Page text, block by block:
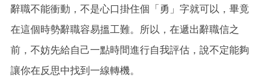
辭職不能衝動，不是心口掛住個「勇」字就可以，畢竟
在這個時勢辭職容易搵工難。所以，在遞出辭職信之
前，不妨先給自己一點時間進行自我評估，說不定能夠
讓你在反思中找到一線轉機。